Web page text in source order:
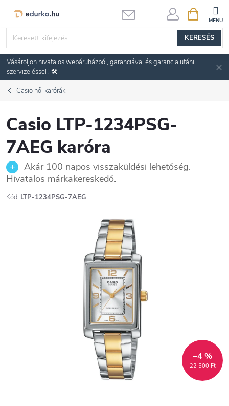
KERESÉS
KOSÁR
Vásároljon hivatalos webáruházból, garanciával és garancia utáni
szervizeléssel ! 🛠️
Casio női karórák
Casio LTP-1234PSG-
7AEG karóra
Akár 100 napos visszaküldési lehetőség.
Hivatalos márkakereskedő.
Kód: LTP-1234PSG-7AEG
22 500 Ft
–4 %